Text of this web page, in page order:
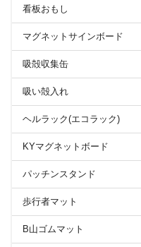
看板おもし
マグネットサインボード
吸殻収集缶
吸い殻入れ
ヘルラック(エコラック)
KYマグネットボード
パッチンスタンド
歩行者マット
B山ゴムマット